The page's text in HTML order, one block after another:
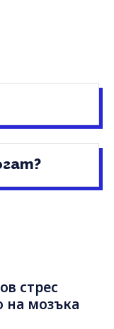
стрес
на мозъка